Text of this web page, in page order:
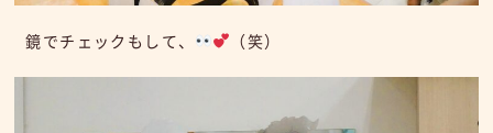
鏡でチェックもして、 （笑）